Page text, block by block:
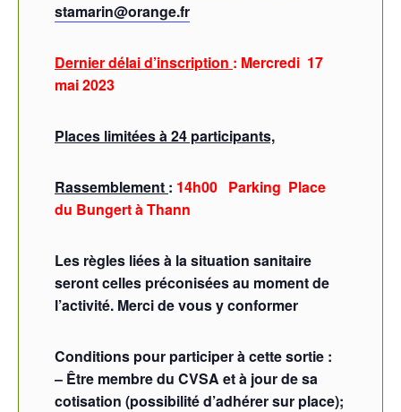
stamarin@orange.fr
Dernier délai d’inscription : Mercredi 17
mai 2023
Places limitées à 24 participants,
Rassemblement : 14h00 Parking Place
du Bungert à Thann
Les règles liées à la situation sanitaire
seront celles préconisées au moment de
l’activité. Merci de vous y conformer
Conditions pour participer à cette sortie :
– Être membre du CVSA et à jour de sa
cotisation (possibilité d’adhérer sur place);